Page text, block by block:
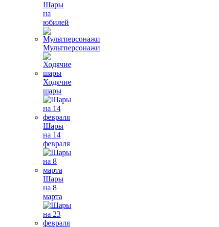
Шары
на
юбилей
Мультперсонажи
Ходячие
шары
Шары
на 14
февраля
Шары
на 8
марта